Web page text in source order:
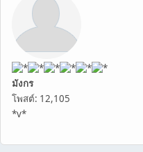
มังกร
โพสต์: 12,105
*v*